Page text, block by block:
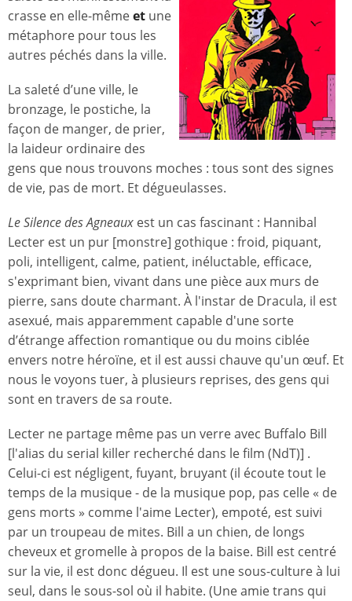
crasse en elle-mêmeet une
métaphore pour tous les
autres péchés dans la ville.
La saleté d’une ville, le
bronzage, le postiche, la
façon de manger, de prier,
la laideur ordinaire des
gens que nous trouvons moches : tous sont des signes
de vie, pas de mort. Et dégueulasses.
LeSilence des Agneaux est un cas fascinant : Hannibal
Lecter est un pur [monstre] gothique : froid, piquant,
poli, intelligent, calme, patient, inéluctable, efficace,
s'exprimant bien, vivant dans une pièce aux murs de
pierre, sans doute charmant. À l'instar de Dracula, il est
asexué, mais apparemment capable d'une sorte
d’étrange affection romantique ou du moins ciblée
envers notre héroïne, et il est aussi chauve qu'un œuf. Et
nous le voyons tuer, à plusieurs reprises, des gens qui
sont en travers de sa route.
Lecter ne partage même pas un verre avec Buffalo Bill
[l'alias du serial killer recherché dans le film (NdT)] .
Celui-ci est négligent, fuyant, bruyant (il écoute tout le
temps de la musique - de la musique pop, pas celle « de
gens morts » comme l'aime Lecter), empoté, est suivi
par un troupeau de mites. Bill a un chien, de longs
cheveux et gromelle à propos de la baise. Bill est centré
sur la vie, il est donc dégueu. Il est une sous-culture à lui
seul, dans le sous-sol où il habite. (Une amie trans qui